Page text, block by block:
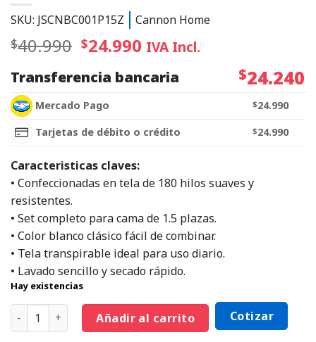
SKU: JSCNBC001P15Z Cannon Home
$40.990 $24.990 IVA Incl.
Transferencia bancaria
$24.240
Mercado Pago $24.990
Tarjetas de débito o crédito
$24.990
Caracteristicas claves:
• Confeccionadas en tela de 180 hilos suaves y
resistentes.
• Set completo para cama de 1.5 plazas.
• Color blanco clásico fácil de combinar.
• Tela transpirable ideal para uso diario.
• Lavado sencillo y secado rápido.
Hay existencias
Añadir al carrito Cotizar